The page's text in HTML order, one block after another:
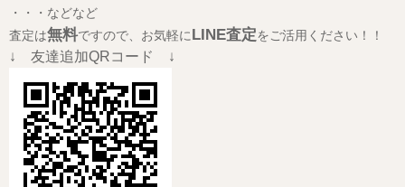
・・・などなど
査定は無料ですので、お気軽にLINE査定をご活用ください！！
↓ 友達追加QRコード ↓